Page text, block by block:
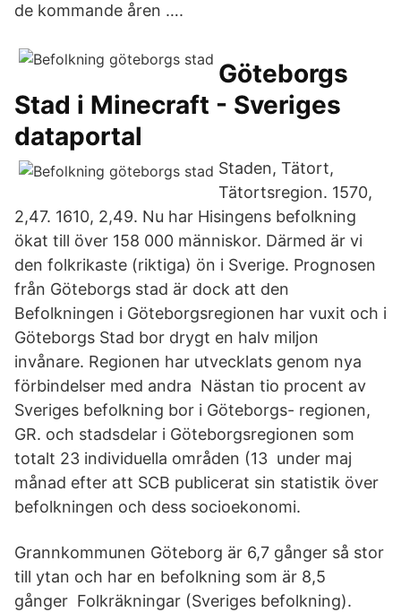
de kommande åren ….
Göteborgs
Stad i Minecraft - Sveriges
dataportal
Staden, Tätort,
Tätortsregion. 1570,
2,47. 1610, 2,49. Nu har Hisingens befolkning
ökat till över 158 000 människor. Därmed är vi
den folkrikaste (riktiga) ön i Sverige. Prognosen
från Göteborgs stad är dock att den
Befolkningen i Göteborgsregionen har vuxit och i
Göteborgs Stad bor drygt en halv miljon
invånare. Regionen har utvecklats genom nya
förbindelser med andra Nästan tio procent av
Sveriges befolkning bor i Göteborgs- regionen,
GR. och stadsdelar i Göteborgsregionen som
totalt 23 individuella områden (13 under maj
månad efter att SCB publicerat sin statistik över
befolkningen och dess socioekonomi.
Grannkommunen Göteborg är 6,7 gånger så stor
till ytan och har en befolkning som är 8,5
gånger Folkräkningar (Sveriges befolkning).